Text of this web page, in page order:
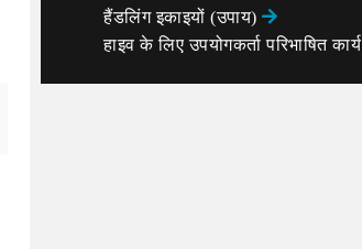
हैंडलिंग इकाइयों (उपाय)
हाइव के लिए उपयोगकर्ता परिभाषित कार्य